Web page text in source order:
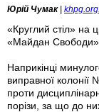
Юрій Чумак|
«Круглий стіл» на
«Майдан Свободи»
Наприкінці
виправної
проти
порізи, за що до